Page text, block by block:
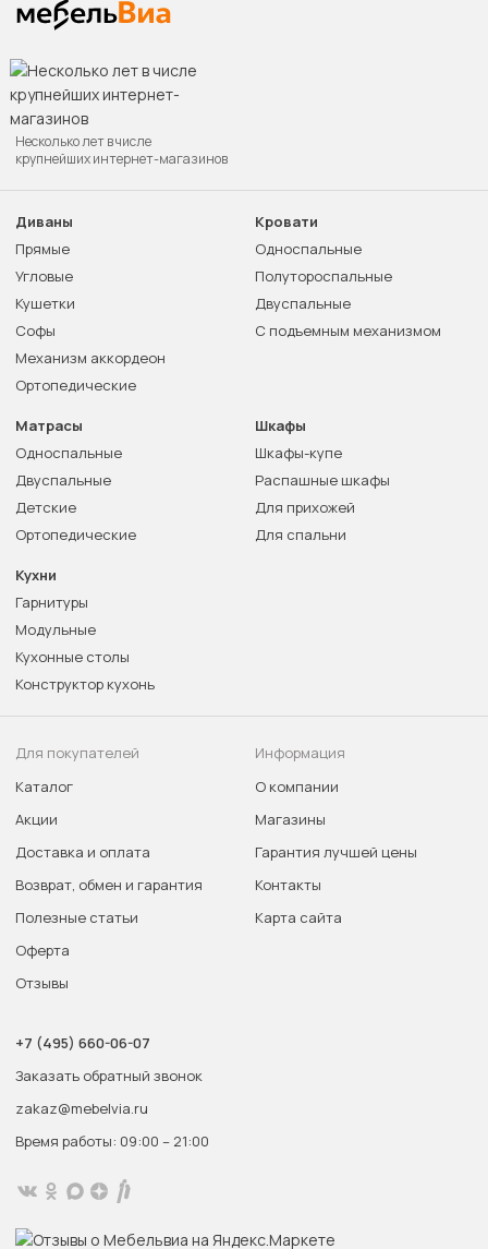
Несколько лет в числе
крупнейших интернет-магазинов
Диваны
Прямые
Угловые
Кушетки
Софы
Механизм аккордеон
Ортопедические
Кровати
Односпальные
Полутороспальные
Двуспальные
С подъемным механизмом
Матрасы
Односпальные
Двуспальные
Детские
Ортопедические
Шкафы
Шкафы-купе
Распашные шкафы
Для прихожей
Для спальни
Кухни
Гарнитуры
Модульные
Кухонные столы
Конструктор кухонь
Для покупателей
Каталог
Акции
Доставка и оплата
Возврат, обмен и гарантия
Полезные статьи
Оферта
Отзывы
Информация
О компании
Магазины
Гарантия лучшей цены
Контакты
Карта сайта
+7 (495) 660-06-07
Заказать обратный звонок
zakaz@mebelvia.ru
Время работы: 09:00 – 21:00